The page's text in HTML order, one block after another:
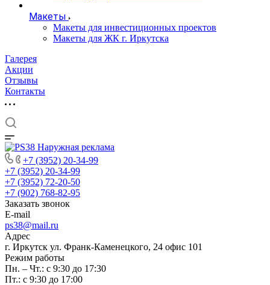
Макеты
Макеты для инвестиционных проектов
Макеты для ЖК г. Иркутска
Галерея
Акции
Отзывы
Контакты
+7 (3952) 20-34-99
+7 (3952) 20-34-99
+7 (3952) 72-20-50
+7 (902) 768-82-95
Заказать звонок
E-mail
ps38@mail.ru
Адрес
г. Иркутск ул. Франк-Каменецкого, 24 офис 101
Режим работы
Пн. – Чт.: с 9:30 до 17:30
Пт.: с 9:30 до 17:00